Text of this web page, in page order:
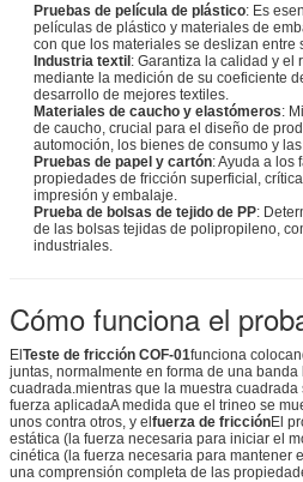
Pruebas de película de plástico: Es
películas de plástico y materiales de
con que los materiales se deslizan entre
Industria textil: Garantiza la calidad y el
mediante la medición de su coeficiente
desarrollo de mejores textiles.
Materiales de caucho y elastómeros:
de caucho, crucial para el diseño de
automoción, los bienes de consumo y
Pruebas de papel y cartón: Ayuda a los
propiedades de fricción superficial,
impresión y embalaje.
Prueba de bolsas de tejido de PP:
de las bolsas tejidas de polipropileno,
industriales.
Cómo funciona el
ElTeste de fricción COF-01funciona
juntas, normalmente en forma de una
cuadrada.mientras que la muestra
fuerza aplicadaA medida que el trineo se
unos contra otros, y elfuerza de fricciónEl
estática (la fuerza necesaria para iniciar el
cinética (la fuerza necesaria para mantener
una comprensión completa de las